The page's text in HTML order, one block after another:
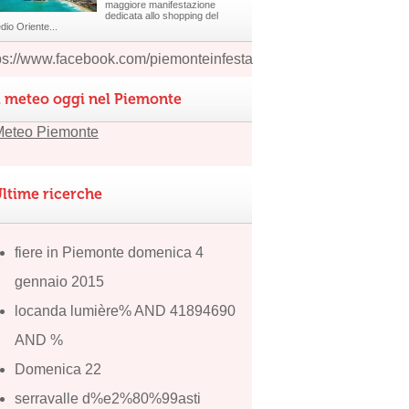
maggiore manifestazione
dedicata allo shopping del
Oriente...
www.facebook.com/piemonteinfesta
meteo oggi nel Piemonte
ricerche
fiere in Piemonte domenica 4
gennaio 2015
locanda lumière% AND 41894690
AND %
Domenica 22
serravalle d%e2%80%99asti